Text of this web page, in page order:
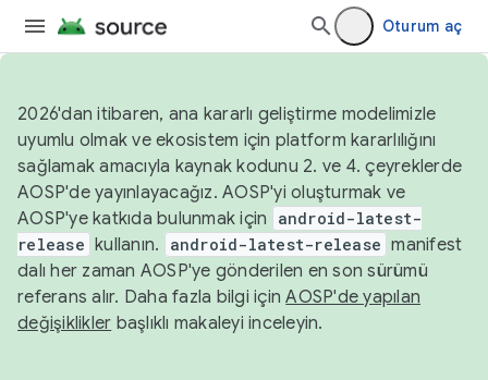
Oturum aç
2026'dan itibaren, ana kararlı geliştirme modelimizle
uyumlu olmak ve ekosistem için platform kararlılığını
sağlamak amacıyla kaynak kodunu 2. ve 4. çeyreklerde
AOSP'de yayınlayacağız. AOSP'yi oluşturmak ve
AOSP'ye katkıda bulunmak için
android-latest-
release kullanın. android-latest-release manifest
dalı her zaman AOSP'ye gönderilen en son sürümü
referans alır. Daha fazla bilgi içinAOSP'de yapılan
değişiklikler başlıklı makaleyi inceleyin.